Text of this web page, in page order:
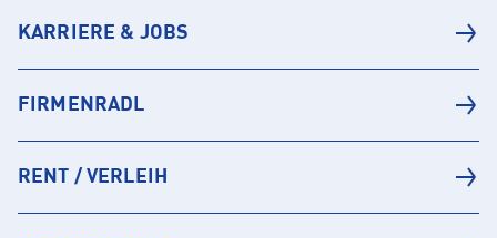
KARRIERE & JOBS
FIRMENRADL
RENT / VERLEIH